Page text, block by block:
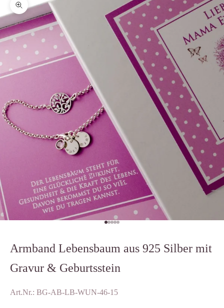
Bild vergrößern
Gehe zu Element 1
Gehe zu Element 2
Gehe zu Element 3
Gehe zu Element 4
Gehe zu Element 5
Armband Lebensbaum aus 925 Silber mit
Gravur & Geburtsstein
Art.Nr.: BG-AB-LB-WUN-46-15